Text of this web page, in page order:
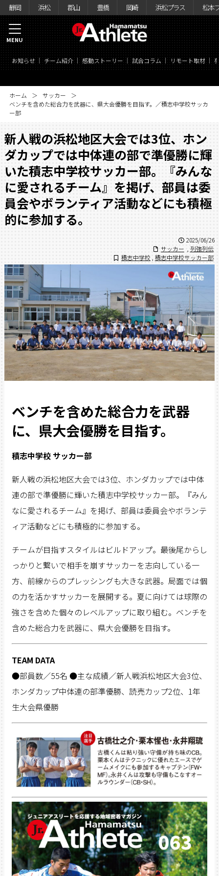
静岡 浜松 郡山 豊橋 岡崎 浜松プラス 松本
お知らせ チーム紹介 感動ストーリー 試合コラム リモート取材
MENU
ホーム
サッカー
ベンチを含めた総合力を武器に、県大会優勝を目指す。／積志中学校サッカ
ー部
新人戦の浜松地区大会では3位、ホン
ダカップでは中体連の部で準優勝に輝
いた積志中学校サッカー部。『みんな
に愛されるチーム』を掲げ、部員は委
員会やボランティア活動などにも積極
的に参加する。
2025/06/26
サッカー
列強列伝
積志中学校 , 積志中学校サッカー部
ベンチを含めた総合力を武器
に、県大会優勝を目指す。
積志中学校 サッカー部
新人戦の浜松地区大会では3位、ホンダカップでは中体
連の部で準優勝に輝いた積志中学校サッカー部。『みん
なに愛されるチーム』を掲げ、部員は委員会やボランテ
ィア活動などにも積極的に参加する。
チームが目指すスタイルはビルドアップ。最後尾からし
っかりと繋いで相手を崩すサッカーを志向している一
方、前線からのプレッシングも大きな武器。局面では個
の力を活かすサッカーを展開する。夏に向けては球際の
強さを含めた個々のレベルアップに取り組む。ベンチを
含めた総合力を武器に、県大会優勝を目指す。
TEAM DATA
●部員数／55名 ●主な成績／新人戦浜松地区大会3位、
ホンダカップ中体連の部準優勝、読売カップ2位、1年
生大会県優勝